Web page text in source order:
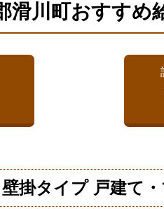
滑川町おすすめ
壁掛タイプ 戸建て